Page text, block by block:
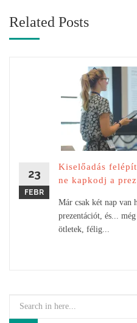
Related Posts
23
FEBR
Kiselőadás
ne kapkodj a
Már csak két nap van
prezentációt, és...
ötletek, félig...